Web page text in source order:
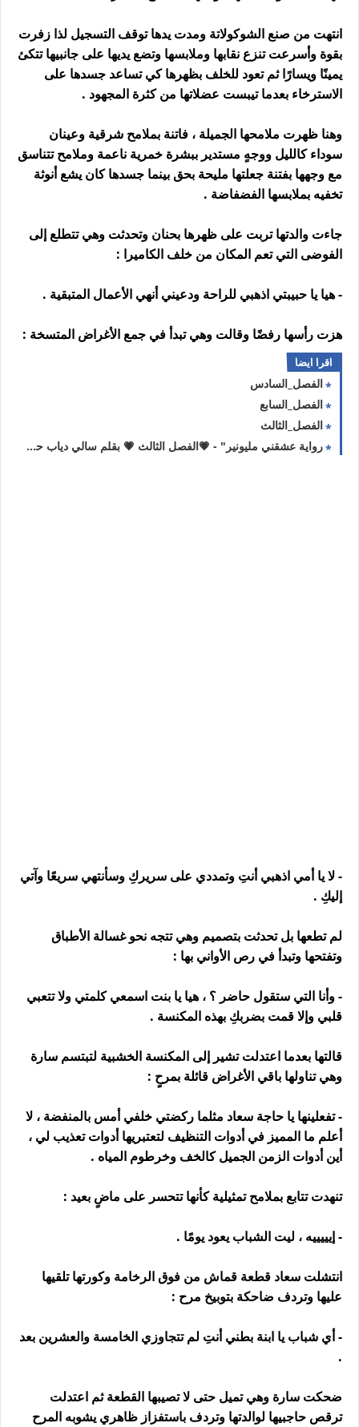
انتهت من صنع الشوكولاتة ومدت يدها توقف التسجيل لذا زفرت
بقوة وأسرعت تنزع نقابها وملابسها وتضع يديها على جانبيها تتكئ
يمينًا ويسارًا ثم تعود للخلف بظهرها كي تساعد جسدها على
الاسترخاء بعدما تيبست عضلاتها من كثرة المجهود .
وهنا ظهرت ملامحها الجميلة ، فاتنة بملامح شرقية وعينان
سوداء كالليل ووجهٍ مستدير ببشرة خمرية ناعمة وملامح تتناسق
مع وجهها بفتنة جعلتها مليحة بحق بينما جسدها كان يشع أنوثة
تخفيه بملابسها الفضفاضة .
جاءت والدتها تربت على ظهرها بحنان وتحدثت وهي تتطلع إلى
الفوضى التي تعم المكان من خلف الكاميرا :
- هيا يا حبيبتي اذهبي للراحة ودعيني أنهي الأعمال المتبقية .
هزت رأسها رفضًا وقالت وهي تبدأ في جمع الأغراض المتسخة :
اقرا ايضا
الفصل_السادس
الفصل_السابع
الفصل_الثالث
رواية عشقني مليونير" - 💗الفصل الثالث 💗 بقلم سالي دياب حصريه وجديده
- لا يا أمي اذهبي أنتِ وتمددي على سريركِ وسأنتهي سريعًا وآتي
إليكِ .
لم تطعها بل تحدثت بتصميم وهي تتجه نحو غسالة الأطباق
وتفتحها وتبدأ في رص الأواني بها :
- وأنا التي ستقول حاضر ؟ ، هيا يا بنت اسمعي كلمتي ولا تتعبي
قلبي وإلا قمت بضربكِ بهذه المكنسة .
قالتها بعدما اعتدلت تشير إلى المكنسة الخشبية لتبتسم سارة
وهي تناولها باقي الأغراض قائلة بمرحٍ :
- تفعلينها يا حاجة سعاد مثلما ركضتي خلفي أمس بالمنفضة ، لا
أعلم ما المميز في أدوات التنظيف لتعتبريها أدوات تعذيب لي ،
أين أدوات الزمن الجميل كالخف وخرطوم المياه .
تنهدت تتابع بملامح تمثيلية كأنها تتحسر على ماضٍ بعيد :
- إيييييه ، ليت الشباب يعود يومًا .
انتشلت سعاد قطعة قماش من فوق الرخامة وكورتها تلقيها
عليها وتردف ضاحكة بتوبيخ مرح :
- أي شباب يا ابنة بطني أنتِ لم تتجاوزي الخامسة والعشرين بعد
.
ضحكت سارة وهي تميل حتى لا تصيبها القطعة ثم اعتدلت
ترقص حاجبيها لوالدتها وتردف باستفزاز ظاهري يشوبه المرح